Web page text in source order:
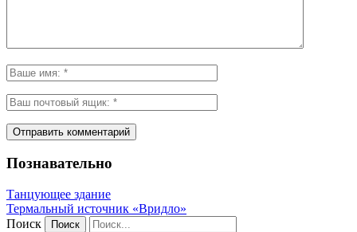
Познавательно
Танцующее здание
Термальный источник «Вридло»
Поиск